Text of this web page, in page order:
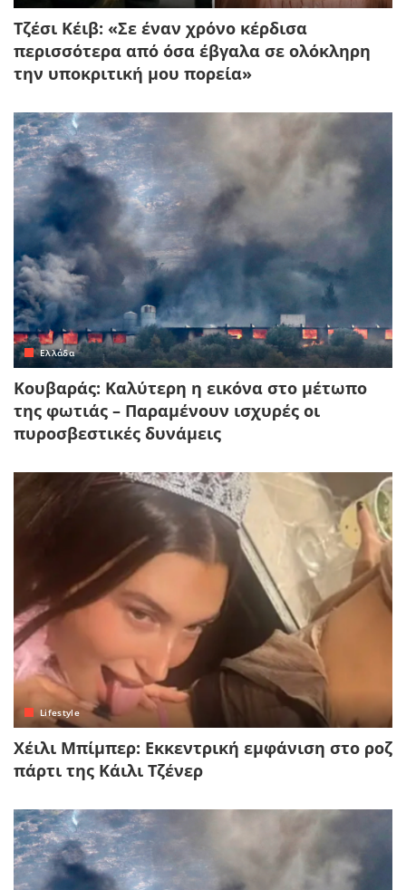
Τζέσι Κέιβ: «Σε έναν χρόνο κέρδισα
περισσότερα από όσα έβγαλα σε ολόκληρη
την υποκριτική μου πορεία»
Ελλάδα
Κουβαράς: Καλύτερη η εικόνα στο μέτωπο
της φωτιάς – Παραμένουν ισχυρές οι
πυροσβεστικές δυνάμεις
Lifestyle
Χέιλι Μπίμπερ: Εκκεντρική εμφάνιση στο ροζ
πάρτι της Κάιλι Τζένερ